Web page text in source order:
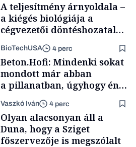
A teljesítmény árnyoldala –
a kiégés biológiája a
cégvezetői döntéshozatal
BioTechUSA 4 perc
Beton.Hofi: Mindenki sokat
mondott már abban
a pillanatban, úgyhogy én
a legsarkosabb
gondolataimat akartam
kimondani
Vaszkó Iván 4 perc
Olyan alacsonyan áll a
Duna, hogy a Sziget
főszervezője is megszólalt